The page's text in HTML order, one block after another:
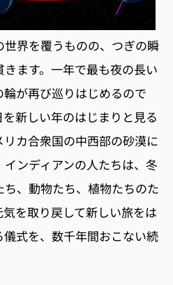
界を覆うものの、つぎの瞬
ます。一年で最も夜の長い
が再び巡りはじめるので
新しい年のはじまりと見る
カ合衆国の中西部の砂漠に
ンディアンの人たちは、冬
、動物たち、植物たちのた
を取り戻して新しい旅をは
式を、数千年間おこない続